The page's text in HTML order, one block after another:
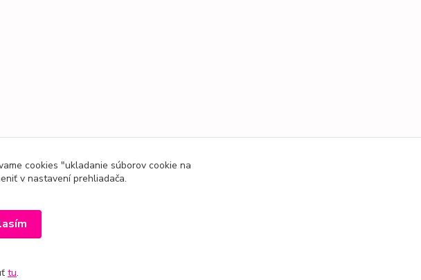
cookies "ukladanie súborov cookie na
v nastavení prehliadača.
tu.